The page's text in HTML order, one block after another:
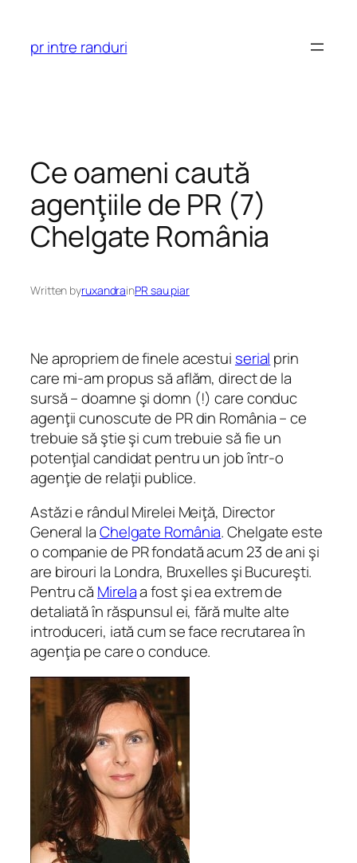
content
pr intre randuri
Ce oameni caută
agenţiile de PR (7)
Chelgate România
Written byruxandrainPR sau piar
Ne apropriem de finele acestui serial prin
care mi-am propus să aflăm, direct de la
sursă – doamne şi domn (!) care conduc
agenţii cunoscute de PR din România – ce
trebuie să ştie şi cum trebuie să fie un
potenţial candidat pentru un job într-o
agenţie de relaţii publice.
Astăzi e rândul Mirelei Meiţă, Director
General laChelgate România. Chelgate este
o companie de PR fondată acum 23 de ani şi
are birouri la Londra, Bruxelles şi Bucureşti.
Pentru că Mirelaa fost şi ea extrem de
detaliată în răspunsul ei, fără multe alte
introduceri, iată cum se face recrutarea în
agenţia pe care o conduce.